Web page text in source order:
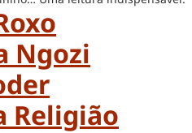
Ngozi
Religião